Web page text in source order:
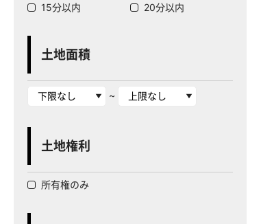
15分以内
20分以内
土地面積
~
土地権利
所有権のみ